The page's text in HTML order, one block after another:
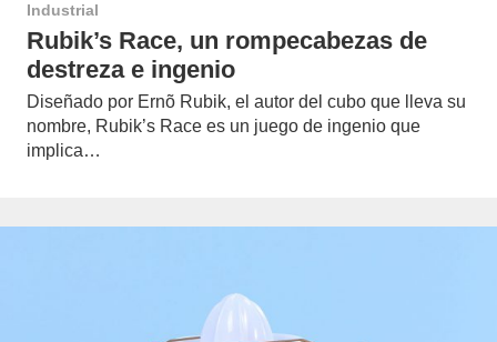
Industrial
Rubik’s Race, un rompecabezas de
destreza e ingenio
Diseñado por Ernõ Rubik, el autor del cubo que lleva su
nombre, Rubik’s Race es un juego de ingenio que
implica…